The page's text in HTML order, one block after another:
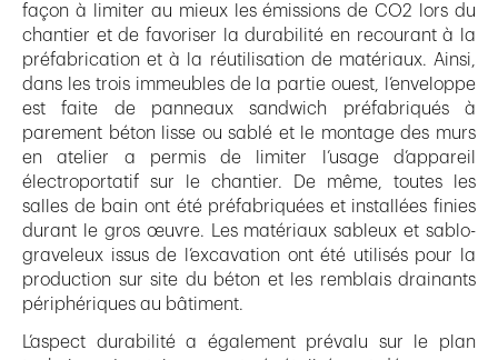
façon à limiter au mieux les émissions de CO2 lors du
chantier et de favoriser la durabilité en recourant à la
préfabrication et à la réutilisation de matériaux. Ainsi,
dans les trois immeubles de la partie ouest, l’enveloppe
est faite de panneaux sandwich préfabriqués à
parement béton lisse ou sablé et le montage des murs
en atelier a permis de limiter l’usage d’appareil
électroportatif sur le chantier. De même, toutes les
salles de bain ont été préfabriquées et installées finies
durant le gros œuvre. Les matériaux sableux et sablo-
graveleux issus de l’excavation ont été utilisés pour la
production sur site du béton et les remblais drainants
périphériques au bâtiment.
L’aspect durabilité a également prévalu sur le plan